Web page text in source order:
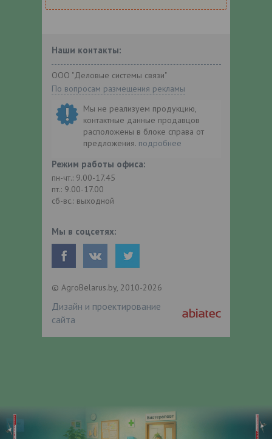
Наши контакты:
ООО "Деловые системы связи"
По вопросам размещения рекламы
Мы не реализуем продукцию,
контактные данные продавцов
расположены в блоке справа от
предложения. подробнее
Режим работы офиса:
пн-чт.: 9.00-17.45
пт.: 9.00-17.00
сб-вс.: выходной
Мы в соцсетях:
© AgroBelarus.by, 2010-2026
Дизайн и проектирование
сайта